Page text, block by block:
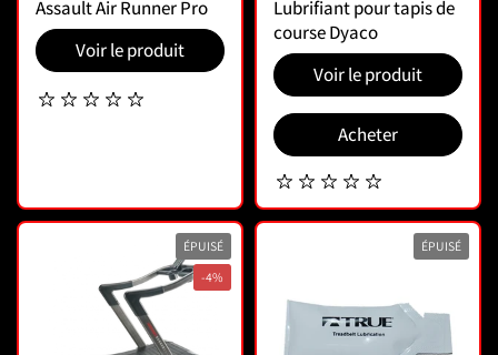
Assault Air Runner Pro
Voir le produit
Lubrifiant pour tapis de
course Dyaco
Voir le produit
Acheter
ÉPUISÉ
-4%
ÉPUISÉ